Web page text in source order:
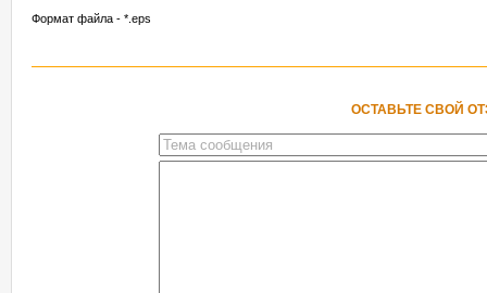
Формат файла - *.eps
ОСТАВЬТЕ СВОЙ